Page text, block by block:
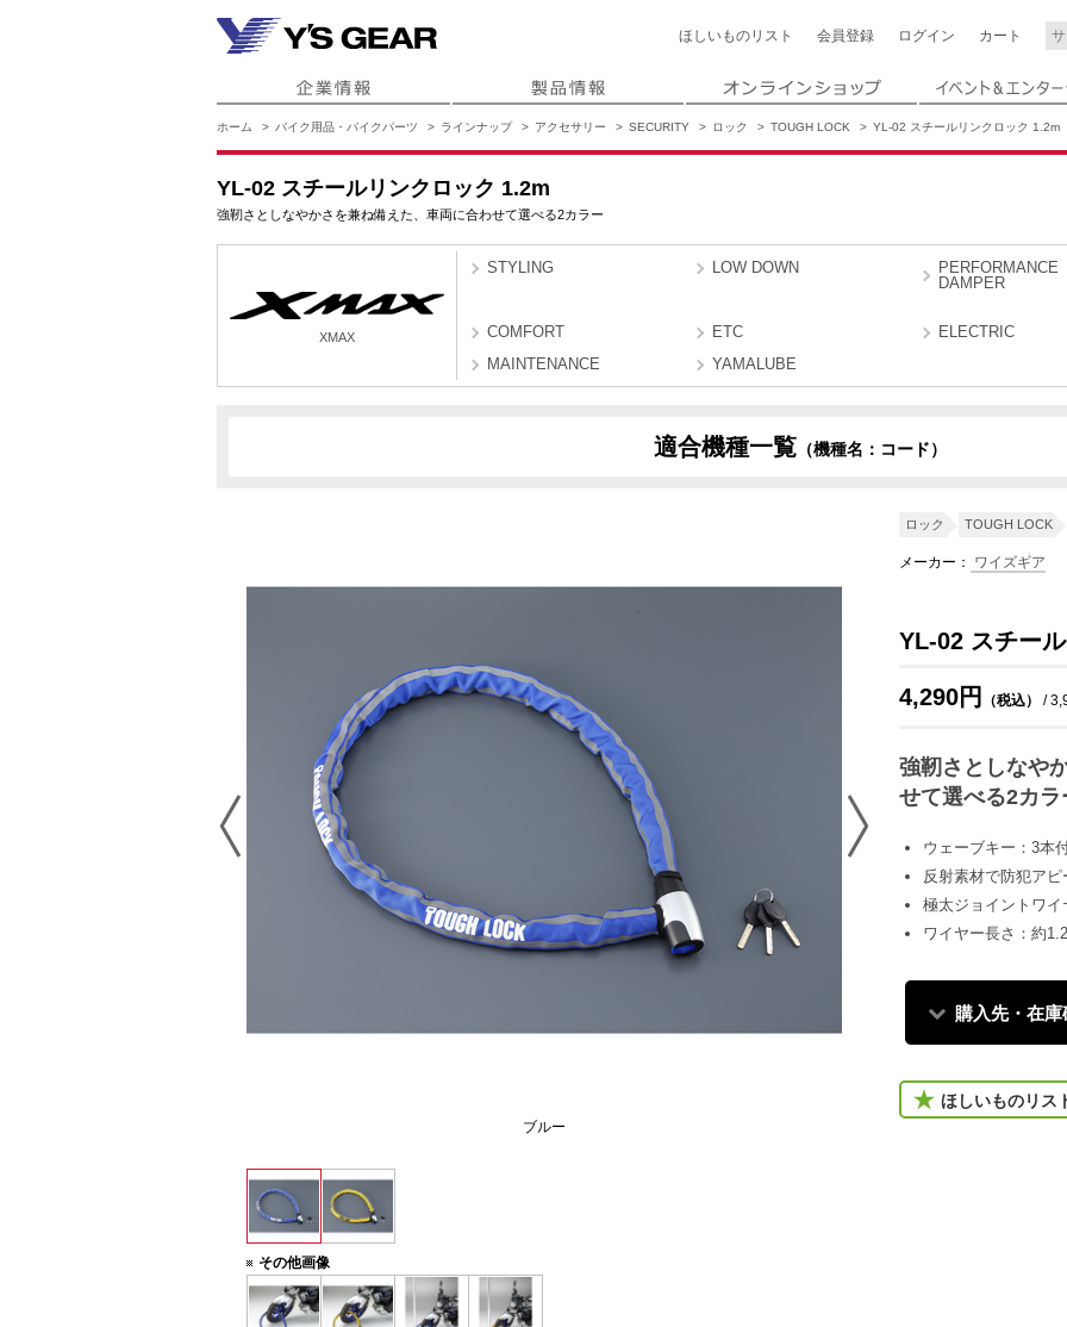
ほしいもの リスト 会員登録 ログイン カート
ホーム バイク用品・バイクパーツ ラインナップ アクセサリー SECURITY ロック TOUGH LOCK YL-02 スチールリンクロック 1.2m
YL-02 スチールリンクロック 1.2m
強靭さとしなやかさを兼ね備えた、車両に合わせて選べる2カラー
XMAX
STYLING LOW DOWN
PERFORMANCE
DAMPER
COMFORT
ETC ELECTRIC
MAINTENANCE
YAMALUBE
適合機種一覧 （機種名：コード）
ロック TOUGH LOCK
メーカー： ワイズギア
YL-02 スチー
4,290円 （税込） /
強靭さとしなや
せて選べる2カラ
ウェーブキー：3本
反射素材で防犯アピ
極太ジョイントワイ
ワイヤー長さ：約
購入先・在庫
ほしいものリス
ブルー
その他画像